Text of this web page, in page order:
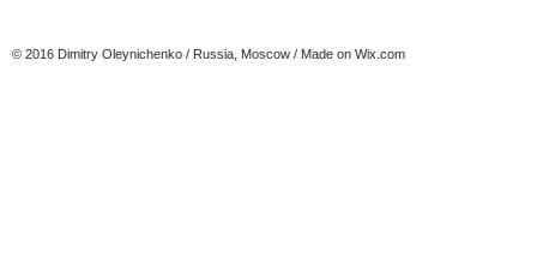
© 2016 Dimitry Oleynichenko / Russia, Moscow / Made on Wix.com